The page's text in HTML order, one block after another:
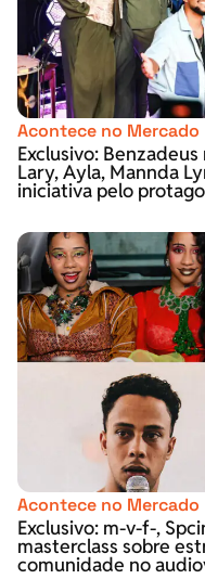
Acontece no Mercado
Exclusivo:
Lary, Ayla, Mannda
iniciativa pelo
Acontece no Mercado
Exclusivo: m-v-f-,
masterclass sobre
comunidade no